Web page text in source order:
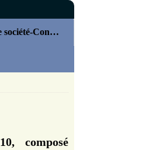
On joue (jeu de société-Concours)
composé